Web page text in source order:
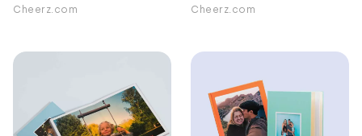
Cheerz.com Cheerz.com